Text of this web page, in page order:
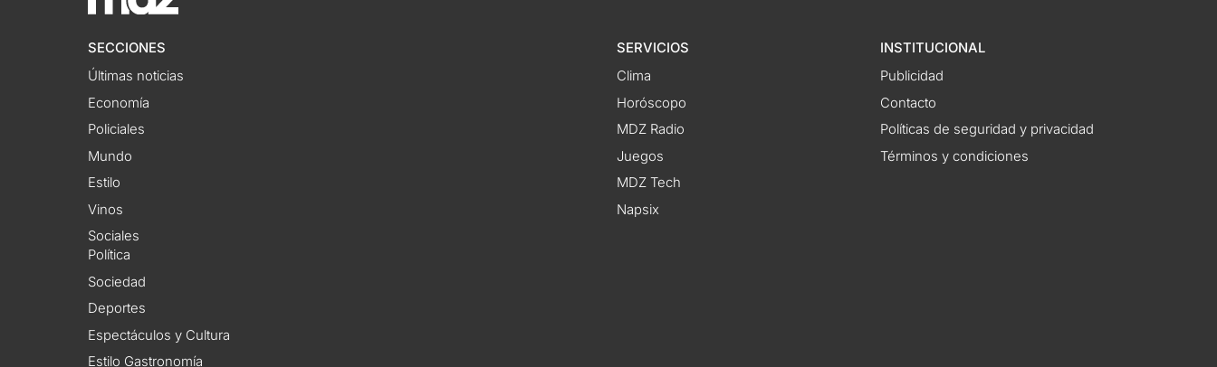
SECCIONES
Últimas noticias
Economía
Policiales
Mundo
Estilo
Vinos
Sociales
Política
Sociedad
Deportes
Espectáculos y Cultura
Estilo Gastronomía
SERVICIOS
Clima
Horóscopo
MDZ Radio
Juegos
MDZ Tech
Napsix
INSTITUCIONAL
Publicidad
Contacto
Políticas de seguridad y privacidad
Términos y condiciones